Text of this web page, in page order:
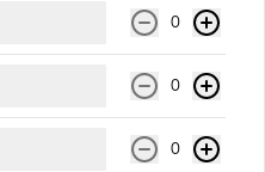
palta y queso crema.
0
0
0